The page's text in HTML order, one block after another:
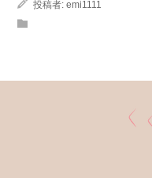
投稿者: emi1111